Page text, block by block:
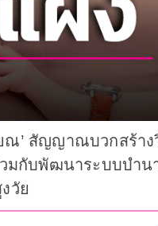
ณ’ สัญญาณบวกสร้า
วมกับพัฒนาระบบบำ
วัย